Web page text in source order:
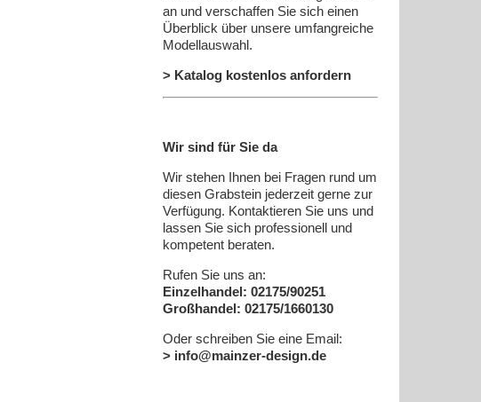
an und verschaffen Sie sich einen
Überblick über unsere umfangreiche
Modellauswahl.
> Katalog kostenlos anfordern
Wir sind für Sie da
Wir stehen Ihnen bei Fragen rund um
diesen Grabstein jederzeit gerne zur
Verfügung. Kontaktieren Sie uns und
lassen Sie sich professionell und
kompetent beraten.
Rufen Sie uns an:
Einzelhandel: 02175/90251
Großhandel: 02175/1660130
Oder schreiben Sie eine Email:
> info@mainzer-design.de